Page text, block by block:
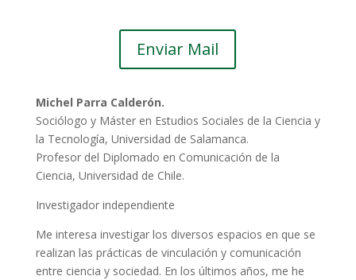
Enviar Mail
Michel Parra Calderón.
Sociólogo y Máster en Estudios Sociales de la Ciencia y
la Tecnología, Universidad de Salamanca.
Profesor del Diplomado en Comunicación de la
Ciencia, Universidad de Chile.
Investigador independiente
Me interesa investigar los diversos espacios en que se
realizan las prácticas de vinculación y comunicación
entre ciencia y sociedad. En los últimos años, me he